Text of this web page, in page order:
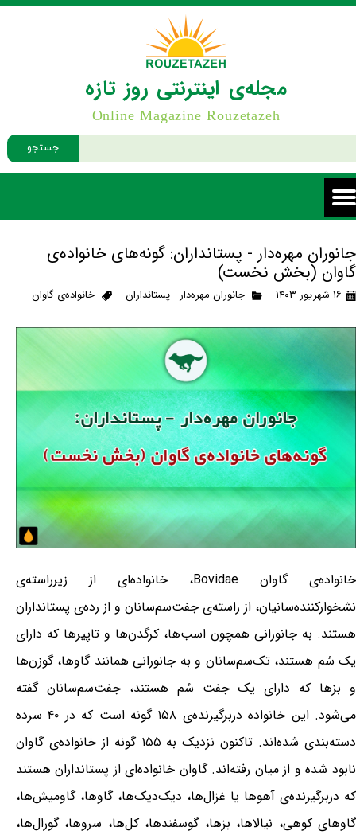
جستجو
مجله‌ی اینترنتی روز تازه
Online Magazine Rouzetazeh
جانوران مهره‌دار - پستانداران: گونه‌های خانواده‌ی
گاوان (بخش نخست)
۱۶ شهریور ۱۴۰۳ جانوران مهره‌دار - پستانداران خانواده‌ی گاوان
خانواده‌ی گاوان Bovidae، خانواده‌ای از زیرراسته‌ی
نشخوارکننده‌سانیان، از راسته‌ی جفت‌سم‌سانان و از رده‌ی پستانداران
هستند. به جانورانی همچون اسب‌ها، کرگدن‌ها و تاپیرها که دارای
یک سُم هستند، تک‌سم‌سانان و به جانورانی همانند گاوها، گوزن‌ها
و بزها که دارای یک جفت سُم هستند، جفت‌سم‌سانان گفته
می‌شود. این خانواده دربرگیرنده‌ی ۱۵۸ گونه است که در ۴۰ سرده
دسته‌بندی شده‌اند. تاکنون نزدیک به ۱۵۵ گونه از خانواده‌ی گاوان
نابود شده و از میان رفته‌اند. گاوان خانواده‌ای از پستانداران هستند
که دربرگیرنده‌ی آهوها یا غزال‌ها، دیک‌دیک‌ها، گاوها، گاومیش‌ها،
گاوهای کوهی، نیالاها، بزها، گوسفندها، کل‌ها، سروها، گورال‌ها،